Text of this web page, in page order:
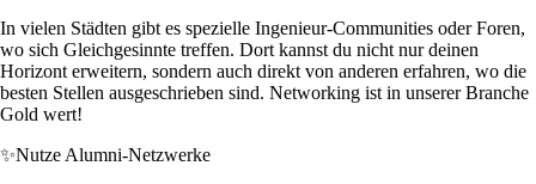
In vielen Städten gibt es spezielle Ingenieur-Communities oder Foren,
wo sich Gleichgesinnte treffen. Dort kannst du nicht nur deinen
Horizont erweitern, sondern auch direkt von anderen erfahren, wo die
besten Stellen ausgeschrieben sind. Networking ist in unserer Branche
Gold wert!
✨Nutze Alumni-Netzwerke